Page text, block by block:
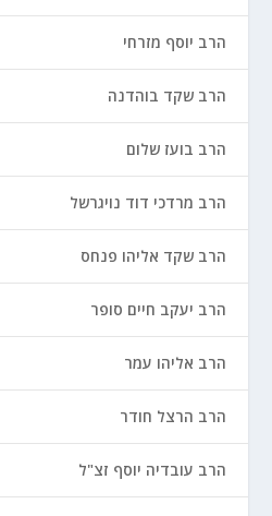
הרב יוסף מזרחי
הרב שקד בוהדנה
הרב בועז שלום
הרב מרדכי דוד נויגרשל
הרב שקד אליהו פנחס
הרב יעקב חיים סופר
הרב אליהו עמר
הרב הרצל חודר
הרב עובדיה יוסף זצ"ל